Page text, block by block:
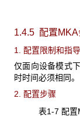
1.4.5 配置MKA
1. 配置限制和指导
仅面向设备模式
时时间必须相同。
2. 配置步骤
表1-7 配置